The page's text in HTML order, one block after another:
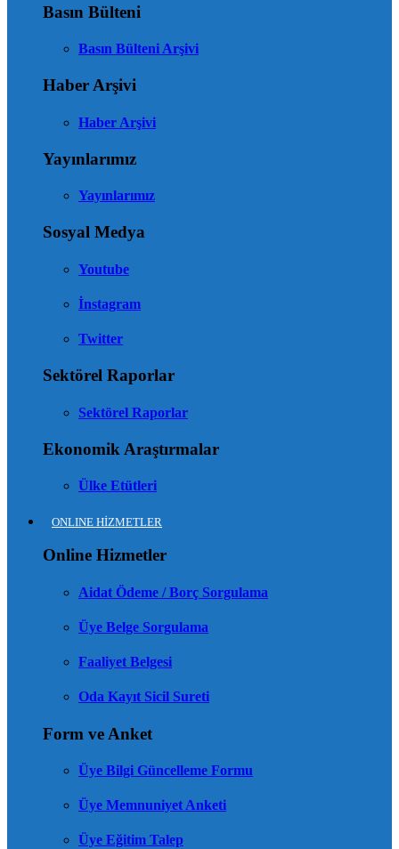
Basın Bülteni
Basın Bülteni Arşivi
Haber Arşivi
Haber Arşivi
Yayınlarımız
Yayınlarımız
Sosyal Medya
Youtube
İnstagram
Twitter
Sektörel Raporlar
Sektörel Raporlar
Ekonomik Araştırmalar
Ülke Etütleri
ONLINE HİZMETLER
Online Hizmetler
Aidat Ödeme / Borç Sorgulama
Üye Belge Sorgulama
Faaliyet Belgesi
Oda Kayıt Sicil Sureti
Form ve Anket
Üye Bilgi Güncelleme Formu
Üye Memnuniyet Anketi
Üye Eğitim Talep